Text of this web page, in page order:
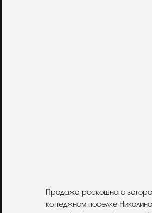
Описание
Продажа роскошного
коттеджном поселке